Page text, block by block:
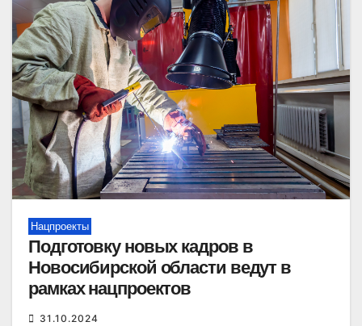
Нацпроекты
Подготовку новых кадров в
Новосибирской области ведут в
рамках нацпроектов
31.10.2024